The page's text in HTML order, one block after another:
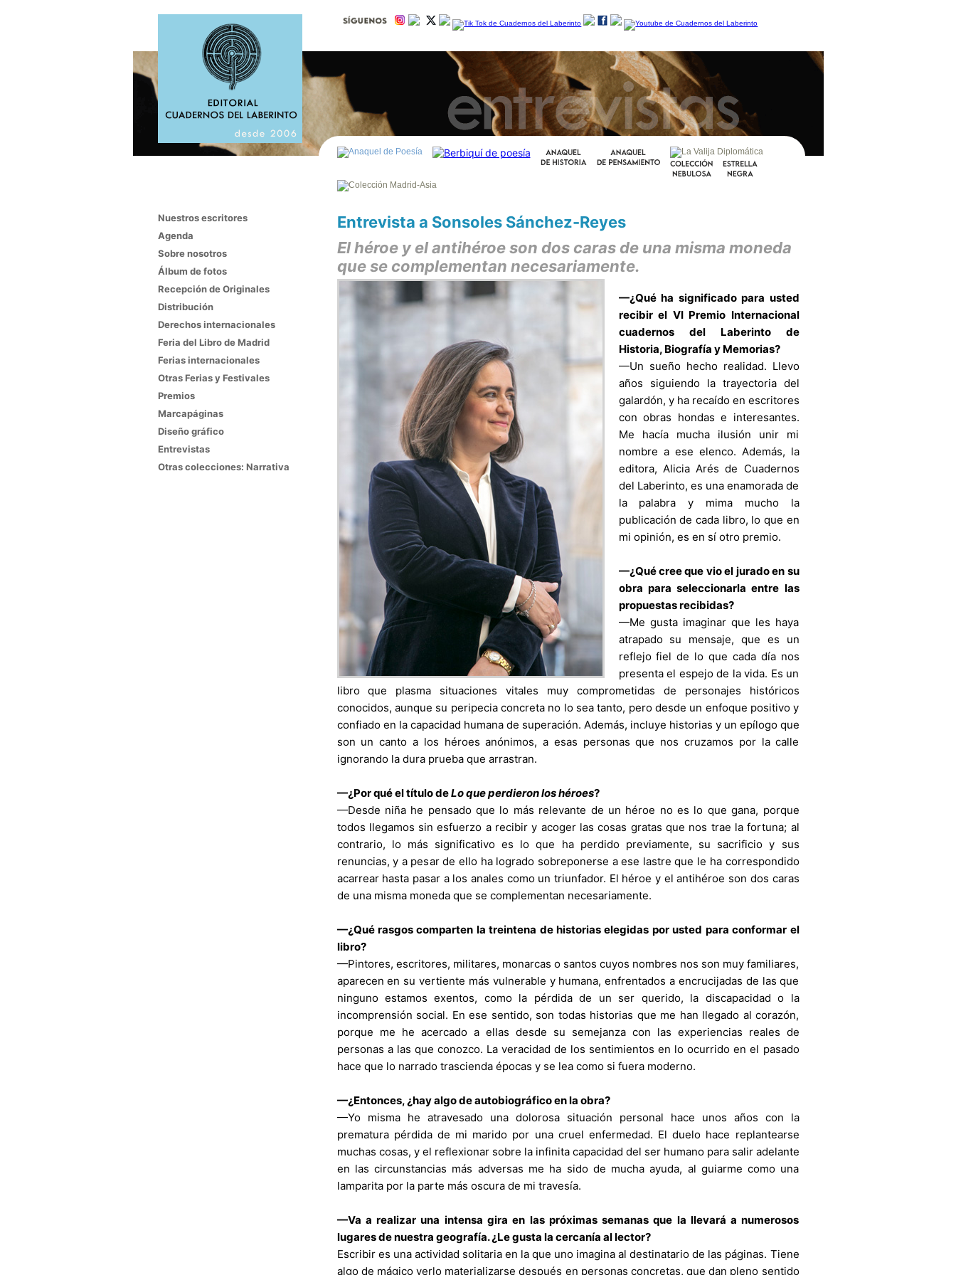
Nuestros escritores
Agenda
Sobre nosotros
Álbum de fotos
Recepción de Originales
Distribución
Derechos internacionales
Feria del Libro de Madrid
Ferias internacionales
Otras Ferias y Festivales
Premios
Marcapáginas
Diseño gráfico
Entrevistas
Otras colecciones: Narrativa
Entrevista a Sonsoles Sánchez-Reyes
El héroe y el antihéroe son dos caras de una misma moneda
que se complementan necesariamente.
—¿Qué ha significado para usted
recibir el VI Premio Internacional
cuadernos del Laberinto de
Historia, Biografía y Memorias?
—Un sueño hecho realidad. Llevo
años siguiendo la trayectoria del
galardón, y ha recaído en escritores
con obras hondas e interesantes.
Me hacía mucha ilusión unir mi
nombre a ese elenco. Además, la
editora, Alicia Arés de Cuadernos
del Laberinto, es una enamorada de
la palabra y mima mucho la
publicación de cada libro, lo que en
mi opinión, es en sí otro premio.
—¿Qué cree que vio el jurado en su
obra para seleccionarla entre las
propuestas recibidas?
—Me gusta imaginar que les haya
atrapado su mensaje, que es un
reflejo fiel de lo que cada día nos
presenta el espejo de la vida. Es un
libro que plasma situaciones vitales muy comprometidas de personajes históricos
conocidos, aunque su peripecia concreta no lo sea tanto, pero desde un enfoque positivo y
confiado en la capacidad humana de superación. Además, incluye historias y un epílogo que
son un canto a los héroes anónimos, a esas personas que nos cruzamos por la calle
ignorando la dura prueba que arrastran.
—¿Por qué el título deLo que perdieron los héroes?
—Desde niña he pensado que lo más relevante de un héroe no es lo que gana, porque
todos llegamos sin esfuerzo a recibir y acoger las cosas gratas que nos trae la fortuna; al
contrario, lo más significativo es lo que ha perdido previamente, su sacrificio y sus
renuncias, y a pesar de ello ha logrado sobreponerse a ese lastre que le ha correspondido
acarrear hasta pasar a los anales como un triunfador. El héroe y el antihéroe son dos caras
de una misma moneda que se complementan necesariamente.
—¿Qué rasgos comparten la treintena de historias elegidas por usted para conformar el
libro?
—Pintores, escritores, militares, monarcas o santos cuyos nombres nos son muy familiares,
aparecen en su vertiente más vulnerable y humana, enfrentados a encrucijadas de las que
ninguno estamos exentos, como la pérdida de un ser querido, la discapacidad o la
incomprensión social. En ese sentido, son todas historias que me han llegado al corazón,
porque me he acercado a ellas desde su semejanza con las experiencias reales de
personas a las que conozco. La veracidad de los sentimientos en lo ocurrido en el pasado
hace que lo narrado trascienda épocas y se lea como si fuera moderno.
—¿Entonces, ¿hay algo de autobiográfico en la obra?
—Yo misma he atravesado una dolorosa situación personal hace unos años con la
prematura pérdida de mi marido por una cruel enfermedad. El duelo hace replantearse
muchas cosas, y el reflexionar sobre la infinita capacidad del ser humano para salir adelante
en las circunstancias más adversas me ha sido de mucha ayuda, al guiarme como una
lamparita por la parte más oscura de mi travesía.
—Va a realizar una intensa gira en las próximas semanas que la llevará a numerosos
lugares de nuestra geografía. ¿Le gusta la cercanía al lector?
Escribir es una actividad solitaria en la que uno imagina al destinatario de las páginas. Tiene
algo de mágico verlo materializarse después en personas concretas, que dan pleno sentido